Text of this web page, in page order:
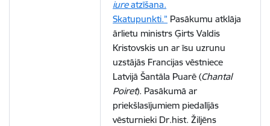
iureatzīšana.
Skatupunkti.” Pasākumu atklāja
ārlietu ministrs Ģirts Valdis
Kristovskis un ar īsu uzrunu
uzstājās Francijas vēstniece
Latvijā Šantāla Puarē (Chantal
Poiret). Pasākumā ar
priekšlasījumiem piedalījās
vēsturnieki Dr.hist. Žiljēns